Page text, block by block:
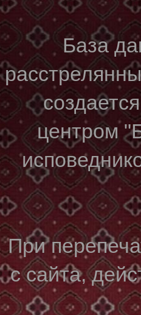
База
центром
При
с сайта,